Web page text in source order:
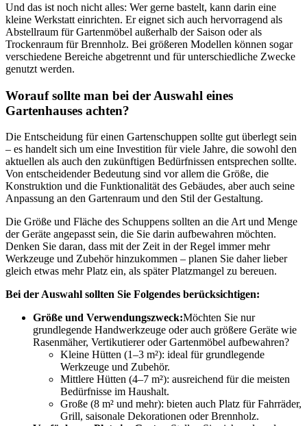
Und das ist noch nicht alles: Wer gerne bastelt, kann darin eine
kleine Werkstatt einrichten. Er eignet sich auch hervorragend als
Abstellraum für Gartenmöbel außerhalb der Saison oder als
Trockenraum für Brennholz. Bei größeren Modellen können sogar
verschiedene Bereiche abgetrennt und für unterschiedliche Zwecke
genutzt werden.
Worauf sollte man bei der Auswahl eines
Gartenhauses achten?
Die Entscheidung für einen Gartenschuppen sollte gut überlegt sein
– es handelt sich um eine Investition für viele Jahre, die sowohl den
aktuellen als auch den zukünftigen Bedürfnissen entsprechen sollte.
Von entscheidender Bedeutung sind vor allem die Größe, die
Konstruktion und die Funktionalität des Gebäudes, aber auch seine
Anpassung an den Gartenraum und den Stil der Gestaltung.
Die Größe und Fläche des Schuppens sollten an die Art und Menge
der Geräte angepasst sein, die Sie darin aufbewahren möchten.
Denken Sie daran, dass mit der Zeit in der Regel immer mehr
Werkzeuge und Zubehör hinzukommen – planen Sie daher lieber
gleich etwas mehr Platz ein, als später Platzmangel zu bereuen.
Bei der Auswahl sollten Sie Folgendes berücksichtigen:
Größe und Verwendungszweck:Möchten Sie nur
grundlegende Handwerkzeuge oder auch größere Geräte wie
Rasenmäher, Vertikutierer oder Gartenmöbel aufbewahren?
Kleine Hütten (1–3 m²): ideal für grundlegende
Werkzeuge und Zubehör.
Mittlere Hütten (4–7 m²): ausreichend für die meisten
Bedürfnisse im Haushalt.
Große (8 m² und mehr): bieten auch Platz für Fahrräder,
Grill, saisonale Dekorationen oder Brennholz.